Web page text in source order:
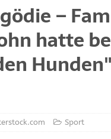
für Hunde DIES UND
für Hunde – Der neue
] Was Sie sich schon immer
]
Futterzellulose für Hunde
–
hatte
Sport